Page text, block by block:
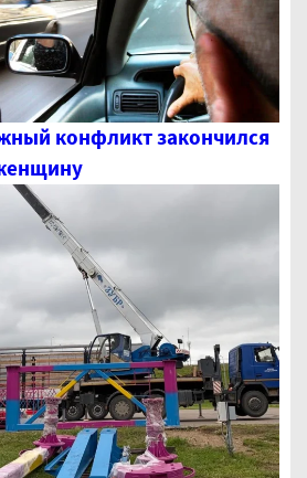
конфликт закончился